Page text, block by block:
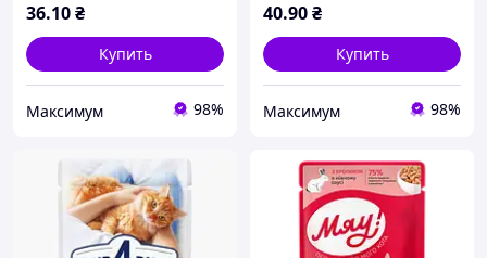
36.10₴
Купить
Максимум 98%
40.90₴
Купить
Максимум 98%